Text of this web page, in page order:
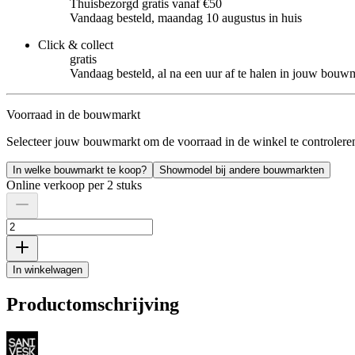
Thuisbezorgd gratis vanaf €50
Vandaag besteld, maandag 10 augustus in huis
Click & collect
gratis
Vandaag besteld, al na een uur af te halen in jouw
Voorraad in de bouwmarkt
Selecteer jouw bouwmarkt om de voorraad in de winkel te
In welke bouwmarkt te koop? Showmodel bij andere bouwmarkten
Online verkoop per 2 stuks
In winkelwagen
Productomschrijving